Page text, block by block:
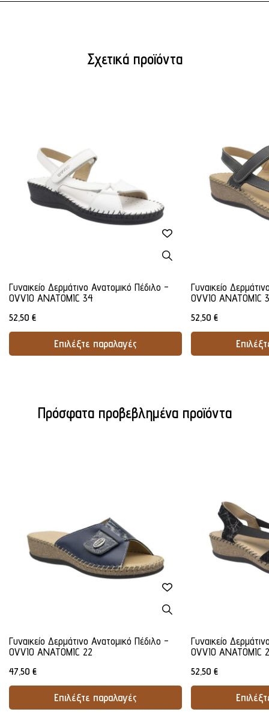
Σχετικά προϊόντα
Γυναικείο Δερμάτινο Ανατομικό Πέδιλο -
OVVIO ANATOMIC 34
52,50 €
Επιλέξτε παραλαγές
Γυναικείο
OVVIO ANATOMIC
52,50 €
Πρόσφατα προβεβλημένα προϊόντα
Γυναικείο Δερμάτινο Ανατομικό Πέδιλο -
OVVIO ANATOMIC 22
47,50 €
Επιλέξτε παραλαγές
Γυναικείο
OVVIO ANATOMIC
52,50 €